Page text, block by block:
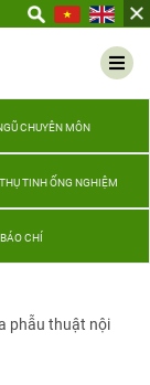
CHUYÊN MÔN
TINH ỐNG NGHIỆM
CHÍ
phẫu thuật nội